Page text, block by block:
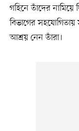
গহিনে তাঁদের
বিভাগের সহযোগিতায়
আশ্রয় নেন তাঁরা।